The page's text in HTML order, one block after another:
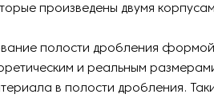
произведены двумя
полости дробления
и реальным
в полости дробления.